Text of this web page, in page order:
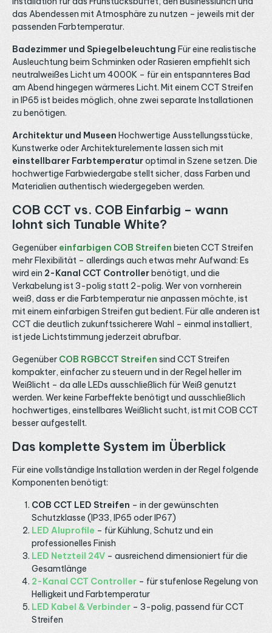
das Abendessen mit Atmosphäre zu nutzen – jeweils mit der
passenden Farbtemperatur.
Badezimmer und Spiegelbeleuchtung Für eine realistische
Ausleuchtung beim Schminken oder Rasieren empfiehlt sich
neutralweißes Licht um 4000K – für ein entspannteres Bad
am Abend hingegen wärmeres Licht. Mit einem CCT Streifen
in IP65 ist beides möglich, ohne zwei separate Installationen
zu benötigen.
Architektur und Museen Hochwertige Ausstellungsstücke,
Kunstwerke oder Architekturelemente lassen sich mit
einstellbarer Farbtemperaturoptimal in Szene setzen. Die
hochwertige Farbwiedergabe stellt sicher, dass Farben und
Materialien authentisch wiedergegeben werden.
COB CCT vs. COB Einfarbig – wann
lohnt sich Tunable White?
Gegenüber einfarbigen COB Streifen bieten CCT Streifen
mehr Flexibilität – allerdings auch etwas mehr Aufwand: Es
wird ein 2-Kanal CCT Controller benötigt, und die
Verkabelung ist 3-polig statt 2-polig. Wer von vornherein
weiß, dass er die Farbtemperatur nie anpassen möchte, ist
mit einem einfarbigen Streifen gut bedient. Für alle anderen ist
CCT die deutlich zukunftssicherere Wahl – einmal installiert,
ist jede Lichtstimmung jederzeit abrufbar.
Gegenüber COB RGBCCT Streifen sind CCT Streifen
kompakter, einfacher zu steuern und in der Regel heller im
Weißlicht – da alle LEDs ausschließlich für Weiß genutzt
werden. Wer keine Farbeffekte benötigt und ausschließlich
hochwertiges, einstellbares Weißlicht sucht, ist mit COB CCT
besser aufgestellt.
Das komplette System im Überblick
Für eine vollständige Installation werden in der Regel folgende
Komponenten benötigt:
COB CCT LED Streifen – in der gewünschten
Schutzklasse (IP33, IP65 oder IP67)
LED Aluprofile – für Kühlung, Schutz und ein
professionelles Finish
LED Netzteil 24V – ausreichend dimensioniert für die
Gesamtlänge
2-Kanal CCT Controller – für stufenlose Regelung von
Helligkeit und Farbtemperatur
LED Kabel & Verbinder – 3-polig, passend für CCT
Streifen